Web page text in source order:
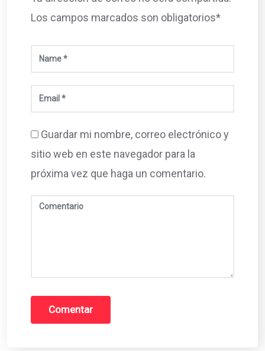
Los campos marcados son obligatorios*
Guardar mi nombre, correo electrónico y
sitio web en este navegador para la
próxima vez que haga un comentario.